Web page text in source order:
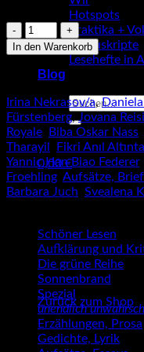
Hotspots
Praktika +
Manuskripte
Lesehefte in
Blog
Suche
nach:
0,00€
Warenkorb
Es befinden sich
Zurück zum Shop
Christian
Dittloff,
Paula
Fürstenberg
Herz
&
Habitus
(SL
206)
Menge
In den Warenkorb
Irina Nekrasov/a,
Fürstenberg
Jovana
Royale
Biba Oskar Nass
Tharayil
Fikri Anıl
Yannic Han Biao Federer,
Froehling Aufsätze,
Barbara Juch Svealena
Schöner Lesen
Aufklärung und
Die grüne Reihe
Sonnenbrand
Spezial
unendlich
Erzählungen, Prosa
Gedichte, Lyrik